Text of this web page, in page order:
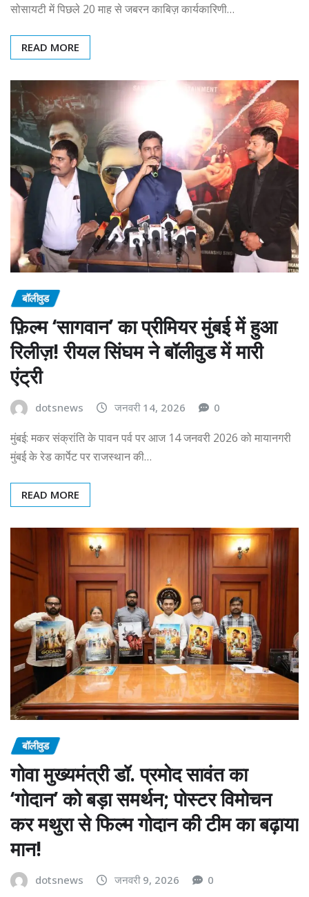
सोसायटी में पिछले 20 माह से जबरन काबिज़ कार्यकारिणी…
READ MORE
बॉलीवुड
फ़िल्म ‘सागवान’ का प्रीमियर मुंबई में हुआ
रिलीज़! रीयल सिंघम ने बॉलीवुड में मारी
एंट्री
dotsnews जनवरी 14, 2026 0
मुंबई: मकर संक्रांति के पावन पर्व पर आज 14 जनवरी 2026 को मायानगरी
मुंबई के रेड कार्पेट पर राजस्थान की…
READ MORE
बॉलीवुड
गोवा मुख्यमंत्री डॉ. प्रमोद सावंत का
‘गोदान’ को बड़ा समर्थन; पोस्टर विमोचन
कर मथुरा से फिल्म गोदान की टीम का बढ़ाया
मान!
dotsnews जनवरी 9, 2026 0